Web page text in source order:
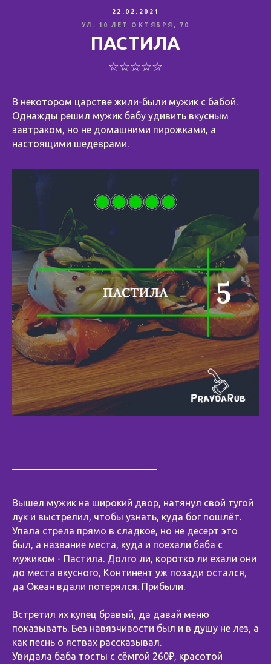
22.02.2021
УЛ. 10 ЛЕТ ОКТЯБРЯ, 70
ПАСТИЛА
☆☆☆☆☆
В некотором царстве жили-были мужик с бабой.
Однажды решил мужик бабу удивить вкусным
завтраком, но не домашними пирожками, а
настоящими шедеврами.
Вышел мужик на широкий двор, натянул свой тугой
лук и выстрелил, чтобы узнать, куда бог пошлёт.
Упала стрела прямо в сладкое, но не десерт это
был, а название места, куда и поехали баба с
мужиком - Пастила. Долго ли, коротко ли ехали они
до места вкусного, Континент уж позади остался,
да Океан вдали потерялся. Прибыли.
Встретил их купец бравый, да давай меню
показывать. Без навязчивости был и в душу не лез, а
как песнь о яствах рассказывал.
Увидала баба тосты с сёмгой 260₽, красотой